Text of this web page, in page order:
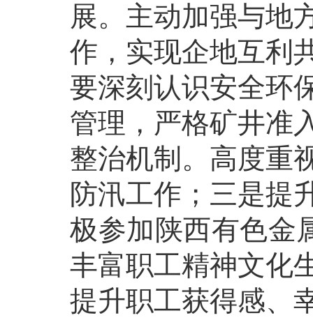
展。主动加强与地
作，实现企地互利
要深刻认识安全环
管理，严格矿井准
整治机制。高度重
防汛工作；三是提
极参加陕西有色金
丰富职工精神文化
提升职工获得感、